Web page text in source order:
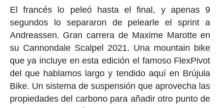
El francés lo peleó hasta el final, y apenas 9
segundos lo separaron de pelearle el sprint a
Andreassen. Gran carrera de Maxime Marotte en
su Cannondale Scalpel 2021. Una mountain bike
que ya incluye en esta edición el famoso FlexPivot
del que hablamos largo y tendido aquí en Brújula
Bike. Un sistema de suspensión que aprovecha las
propiedades del carbono para añadir otro punto de